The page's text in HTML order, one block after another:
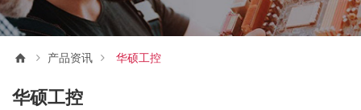
产品资讯 华硕工控
华硕工控